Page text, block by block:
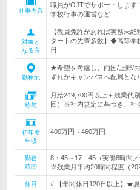
仕事内容
職員がOJTでサポートします
学校行事の運営など
対象と
なる方
【教員免許があれば実務未
タートの先輩多数】◆高等学
日
勤務地
★希望を考慮し、両国/上野/
ずれかキャンパスへ配属とな
給与
月給249,700円以上＋残業代
回）※社内規定に基づき、社
初年度
年収
400万円～460万円
勤務
時間
8：45～17：45（実働8時間
※残業月平均20時間程度（
休日
# 【年間休日120日以上】★